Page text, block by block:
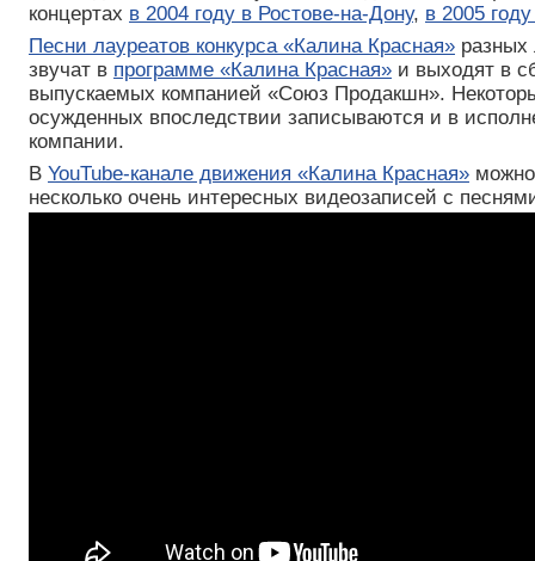
концертах в 2004 году в Ростове-на-Дону, в 2005
Песни лауреатов конкурса «Калина Красная» разных
звучат в программе «Калина Красная» и выходят в
выпускаемых компанией «Союз Продакшн».
осужденных впоследствии записываются и в
компании.
В YouTube-канале движения «Калина Красная»
несколько очень интересных видеозаписей с